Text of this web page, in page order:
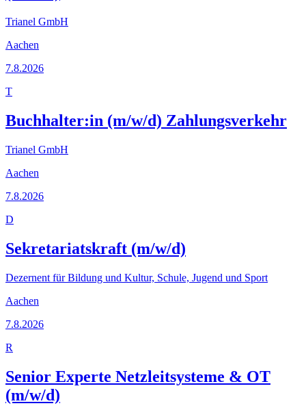
Trianel GmbH
Aachen
7.8.2026
T
Buchhalter:in (m/w/d) Zahlungsverkehr
Trianel GmbH
Aachen
7.8.2026
D
Sekretariatskraft (m/w/d)
Dezernent für Bildung und Kultur, Schule, Jugend und Sport
Aachen
7.8.2026
R
Senior Experte Netzleitsysteme & OT
(m/w/d)